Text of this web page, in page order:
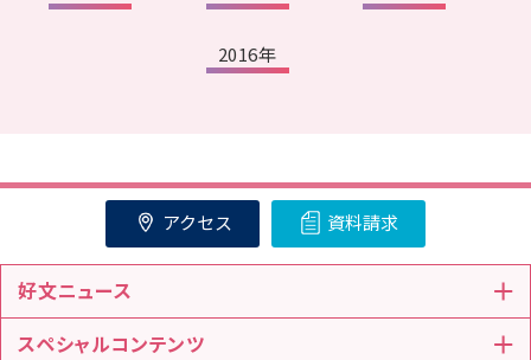
2016年
アクセス 資料請求
好文ニュース
スペシャルコンテンツ